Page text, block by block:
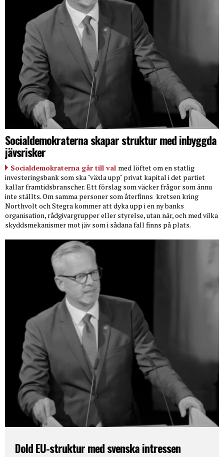
Socialdemokraterna skapar struktur med inbyggda
jävsrisker
Socialdemokraterna går till val med löftet om en statlig
investeringsbank som ska "växla upp" privat kapital i det partiet
kallar framtidsbranscher. Ett förslag som väcker frågor som ännu
inte ställts. Om samma personer som återfinns kretsen kring
Northvolt och Stegra kommer att dyka upp i en ny banks
organisation, rådgivargrupper eller styrelse, utan när, och med vilka
skyddsmekanismer mot jäv som i sådana fall finns på plats.
Dold EU-struktur med svenska intressen